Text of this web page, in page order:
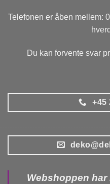
Telefonen er åben mellem:
Du kan forvente svar
+45
Webshoppen